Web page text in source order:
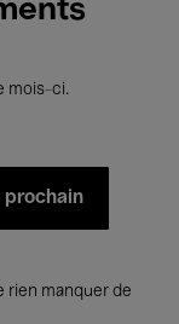
mois-ci.
prochain
rien manquer de